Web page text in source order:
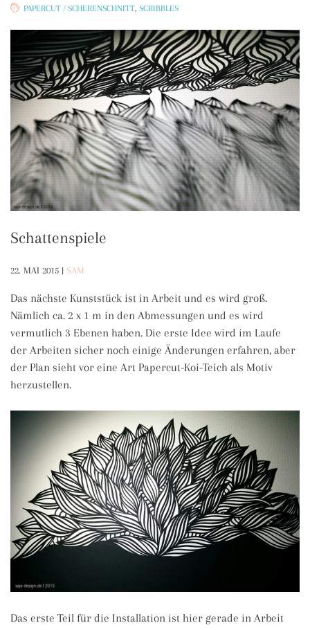
PAPERCUT / SCHERENSCHNITT, SCRIBBLES
Schattenspiele
22. MAI 2015 | SAM
Das nächste Kunststück ist in Arbeit und es wird groß.
Nämlich ca. 2 x 1 m in den Abmessungen und es wird
vermutlich 3 Ebenen haben. Die erste Idee wird im Laufe
der Arbeiten sicher noch einige Änderungen erfahren, aber
der Plan sieht vor eine Art Papercut-Koi-Teich als Motiv
herzustellen.
Das erste Teil für die Installation ist hier gerade in Arbeit